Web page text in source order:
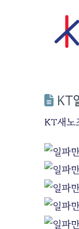
KT
KT새노